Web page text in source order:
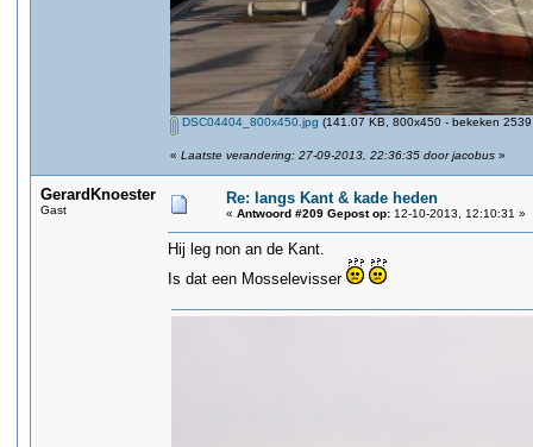
DSC04404_800x450.jpg (141.07 KB, 800x450 - bekeken 2539
« Laatste verandering: 27-09-2013, 22:36:35 door jacobus »
GerardKnoester
Gast
Re: langs Kant & kade heden
« Antwoord #209 Gepost op: 12-10-2013, 12:10:31 »
Hij leg non an de Kant.
Is dat een Mosselevisser